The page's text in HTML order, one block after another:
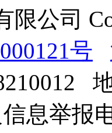
限公司
号
息举报